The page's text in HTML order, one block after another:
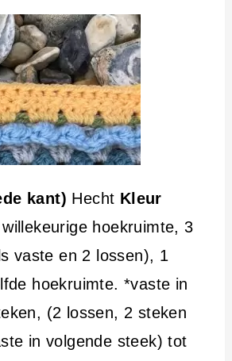
kant) Hecht Kleur
hoekruimte, 3
vaste en 2 lossen), 1
hoekruimte. *vaste in
(2 lossen, 2 steken
in volgende steek) tot